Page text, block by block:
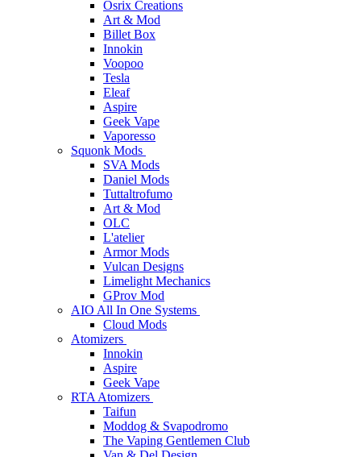
Osrix Creations
Art & Mod
Billet Box
Innokin
Voopoo
Tesla
Eleaf
Aspire
Geek Vape
Vaporesso
Squonk Mods
SVA Mods
Daniel Mods
Tuttaltrofumo
Art & Mod
OLC
L'atelier
Armor Mods
Vulcan Designs
Limelight Mechanics
GProv Mod
AIO All In One Systems
Cloud Mods
Atomizers
Innokin
Aspire
Geek Vape
RTA Atomizers
Taifun
Moddog & Svapodromo
The Vaping Gentlemen Club